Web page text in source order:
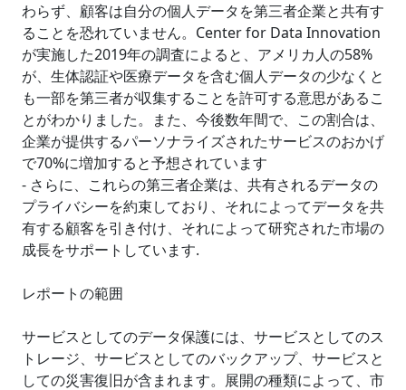
わらず、顧客は自分の個人データを第三者企業と共有す
ることを恐れていません。Center for Data Innovation
が実施した2019年の調査によると、アメリカ人の58%
が、生体認証や医療データを含む個人データの少なくと
も一部を第三者が収集することを許可する意思があるこ
とがわかりました。また、今後数年間で、この割合は、
企業が提供するパーソナライズされたサービスのおかげ
で70%に増加すると予想されています
- さらに、これらの第三者企業は、共有されるデータの
プライバシーを約束しており、それによってデータを共
有する顧客を引き付け、それによって研究された市場の
成長をサポートしています.
レポートの範囲
サービスとしてのデータ保護には、サービスとしてのス
トレージ、サービスとしてのバックアップ、サービスと
しての災害復旧が含まれます。展開の種類によって、市